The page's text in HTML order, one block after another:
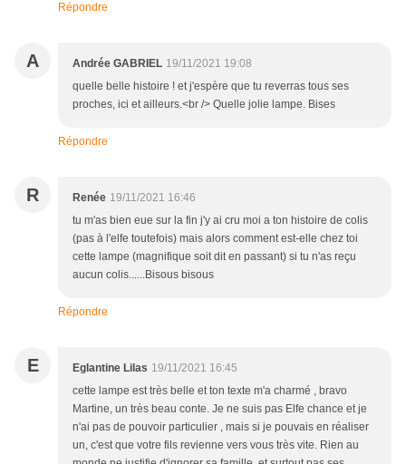
Répondre
A Andrée GABRIEL 19/11/2021 19:08
quelle belle histoire ! et j'espère que tu reverras tous ses
proches, ici et ailleurs.<br /> Quelle jolie lampe. Bises
Répondre
R Renée 19/11/2021 16:46
tu m'as bien eue sur la fin j'y ai cru moi a ton histoire de colis
(pas à l'elfe toutefois) mais alors comment est-elle chez toi
cette lampe (magnifique soit dit en passant) si tu n'as reçu
aucun colis......Bisous bisous
Répondre
E Eglantine Lilas 19/11/2021 16:45
cette lampe est très belle et ton texte m'a charmé , bravo
Martine, un très beau conte. Je ne suis pas Elfe chance et je
n'ai pas de pouvoir particulier , mais si je pouvais en réaliser
un, c'est que votre fils revienne vers vous très vite. Rien au